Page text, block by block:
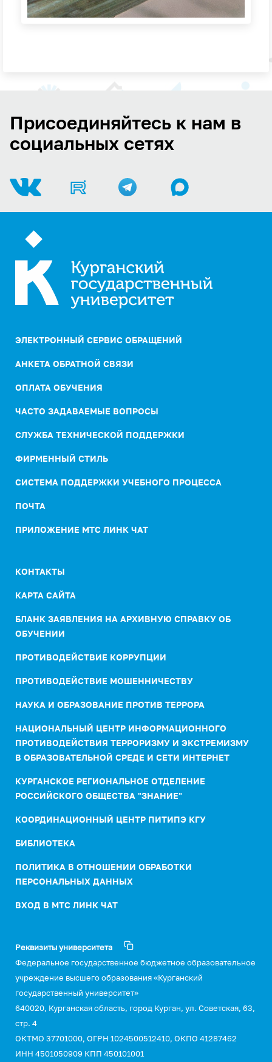
Присоединяйтесь к нам в
социальных сетях
ЭЛЕКТРОННЫЙ СЕРВИС ОБРАЩЕНИЙ
АНКЕТА ОБРАТНОЙ СВЯЗИ
ОПЛАТА ОБУЧЕНИЯ
ЧАСТО ЗАДАВАЕМЫЕ ВОПРОСЫ
СЛУЖБА ТЕХНИЧЕСКОЙ ПОДДЕРЖКИ
ФИРМЕННЫЙ СТИЛЬ
СИСТЕМА ПОДДЕРЖКИ УЧЕБНОГО ПРОЦЕССА
ПОЧТА
ПРИЛОЖЕНИЕ МТС ЛИНК ЧАТ
КОНТАКТЫ
КАРТА САЙТА
БЛАНК ЗАЯВЛЕНИЯ НА АРХИВНУЮ СПРАВКУ ОБ
ОБУЧЕНИИ
ПРОТИВОДЕЙСТВИЕ КОРРУПЦИИ
ПРОТИВОДЕЙСТВИЕ МОШЕННИЧЕСТВУ
НАУКА И ОБРАЗОВАНИЕ ПРОТИВ ТЕРРОРА
НАЦИОНАЛЬНЫЙ ЦЕНТР ИНФОРМАЦИОННОГО
ПРОТИВОДЕЙСТВИЯ ТЕРРОРИЗМУ И ЭКСТРЕМИЗМУ
В ОБРАЗОВАТЕЛЬНОЙ СРЕДЕ И СЕТИ ИНТЕРНЕТ
КУРГАНСКОЕ РЕГИОНАЛЬНОЕ ОТДЕЛЕНИЕ
РОССИЙСКОГО ОБЩЕСТВА "ЗНАНИЕ"
КООРДИНАЦИОННЫЙ ЦЕНТР ПИТИПЭ КГУ
БИБЛИОТЕКА
ПОЛИТИКА В ОТНОШЕНИИ ОБРАБОТКИ
ПЕРСОНАЛЬНЫХ ДАННЫХ
ВХОД В МТС ЛИНК ЧАТ
Реквизиты университета
Федеральное государственное бюджетное образовательное
учреждение высшего образования «Курганский
государственный университет»
640020, Курганская область, город Курган, ул. Советская, 63,
стр. 4
ОКТМО 37701000, ОГРН 1024500512410, ОКПО 41287462
ИНН 4501050909 КПП 450101001